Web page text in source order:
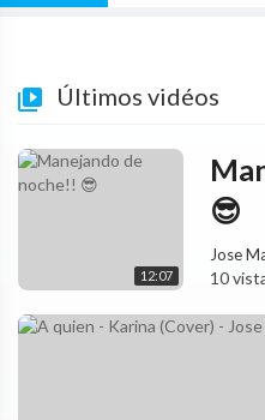
Últimos vidéos
12:07
😎
Jose
10